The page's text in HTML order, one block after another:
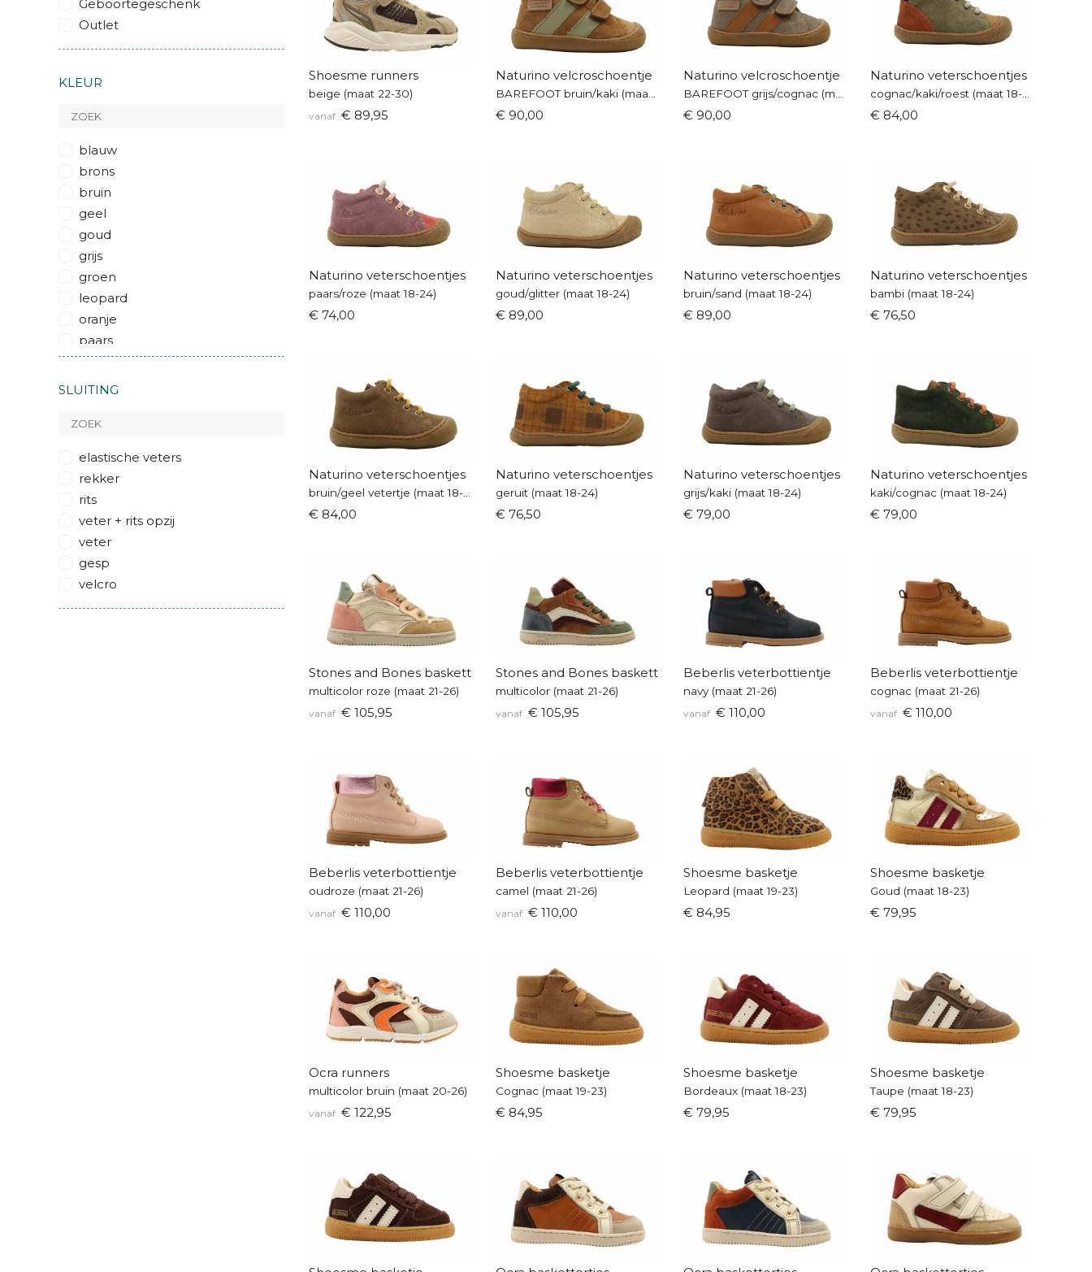
Geboortegeschenk
Outlet
KLEUR
blauw
brons
bruin
geel
goud
grijs
groen
leopard
oranje
paars
rood
roze
zilver
glitter
multicolor
metallic
SLUITING
elastische veters
rekker
rits
veter + rits opzij
veter
gesp
velcro
Shoesme runners
beige (maat 22-30)
vanaf € 89,95
Naturino velcroschoentje
€ 90,00
Naturino velcroschoentje
€ 90,00
Naturino veterschoentjes
€ 84,00
Naturino veterschoentjes
paars/roze (maat 18-24)
€ 74,00
Naturino veterschoentjes
goud/glitter (maat 18-24)
€ 89,00
Naturino veterschoentjes
bruin/sand (maat 18-24)
€ 89,00
Naturino veterschoentjes
bambi (maat 18-24)
€ 76,50
Naturino veterschoentjes
bruin/geel vetertje (maat 18-24)
€ 84,00
Naturino veterschoentjes
geruit (maat 18-24)
€ 76,50
Naturino veterschoentjes
grijs/kaki (maat 18-24)
€ 79,00
Naturino veterschoentjes
kaki/cognac (maat 18-24)
€ 79,00
Stones and Bones baskettertje
multicolor roze (maat 21-26)
vanaf € 105,95
Stones and Bones baskettertje
multicolor (maat 21-26)
vanaf € 105,95
Beberlis veterbottientje
navy (maat 21-26)
vanaf € 110,00
Beberlis veterbottientje
cognac (maat 21-26)
vanaf € 110,00
Beberlis veterbottientje
oudroze (maat 21-26)
vanaf € 110,00
Beberlis veterbottientje
camel (maat 21-26)
vanaf € 110,00
Shoesme basketje
Leopard (maat 19-23)
€ 84,95
Shoesme basketje
Goud (maat 18-23)
€ 79,95
Ocra runners
multicolor bruin (maat 20-26)
vanaf € 122,95
Shoesme basketje
Cognac (maat 19-23)
€ 84,95
Shoesme basketje
Bordeaux (maat 18-23)
€ 79,95
Shoesme basketje
Taupe (maat 18-23)
€ 79,95